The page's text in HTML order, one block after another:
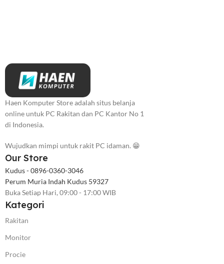
Haen Komputer Store adalah situs belanja
online untuk PC Rakitan dan PC Kantor No 1
di Indonesia.
Wujudkan mimpi untuk rakit PC idaman. 😁
Our Store
Kudus - 0896-0360-3046
Perum Muria Indah Kudus 59327
Buka Setiap Hari, 09:00 - 17:00 WIB
Kategori
Rakitan
Monitor
Procie